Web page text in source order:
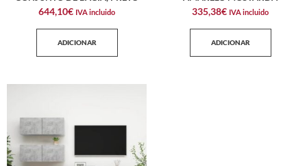
644,10€ IVA incluido
ADICIONAR
335,38€ IVA incluido
ADICIONAR